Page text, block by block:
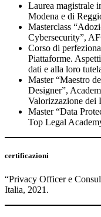
Laurea magistrale
Modena e di
Masterclass
Cybersecurity”,
Corso di
Piattaforme.
dati e alla loro
Master “Maestro
Designer”,
Valorizzazione dei
Master “Data
Top Legal
certificazioni
“Privacy Officer e
Italia, 2021.